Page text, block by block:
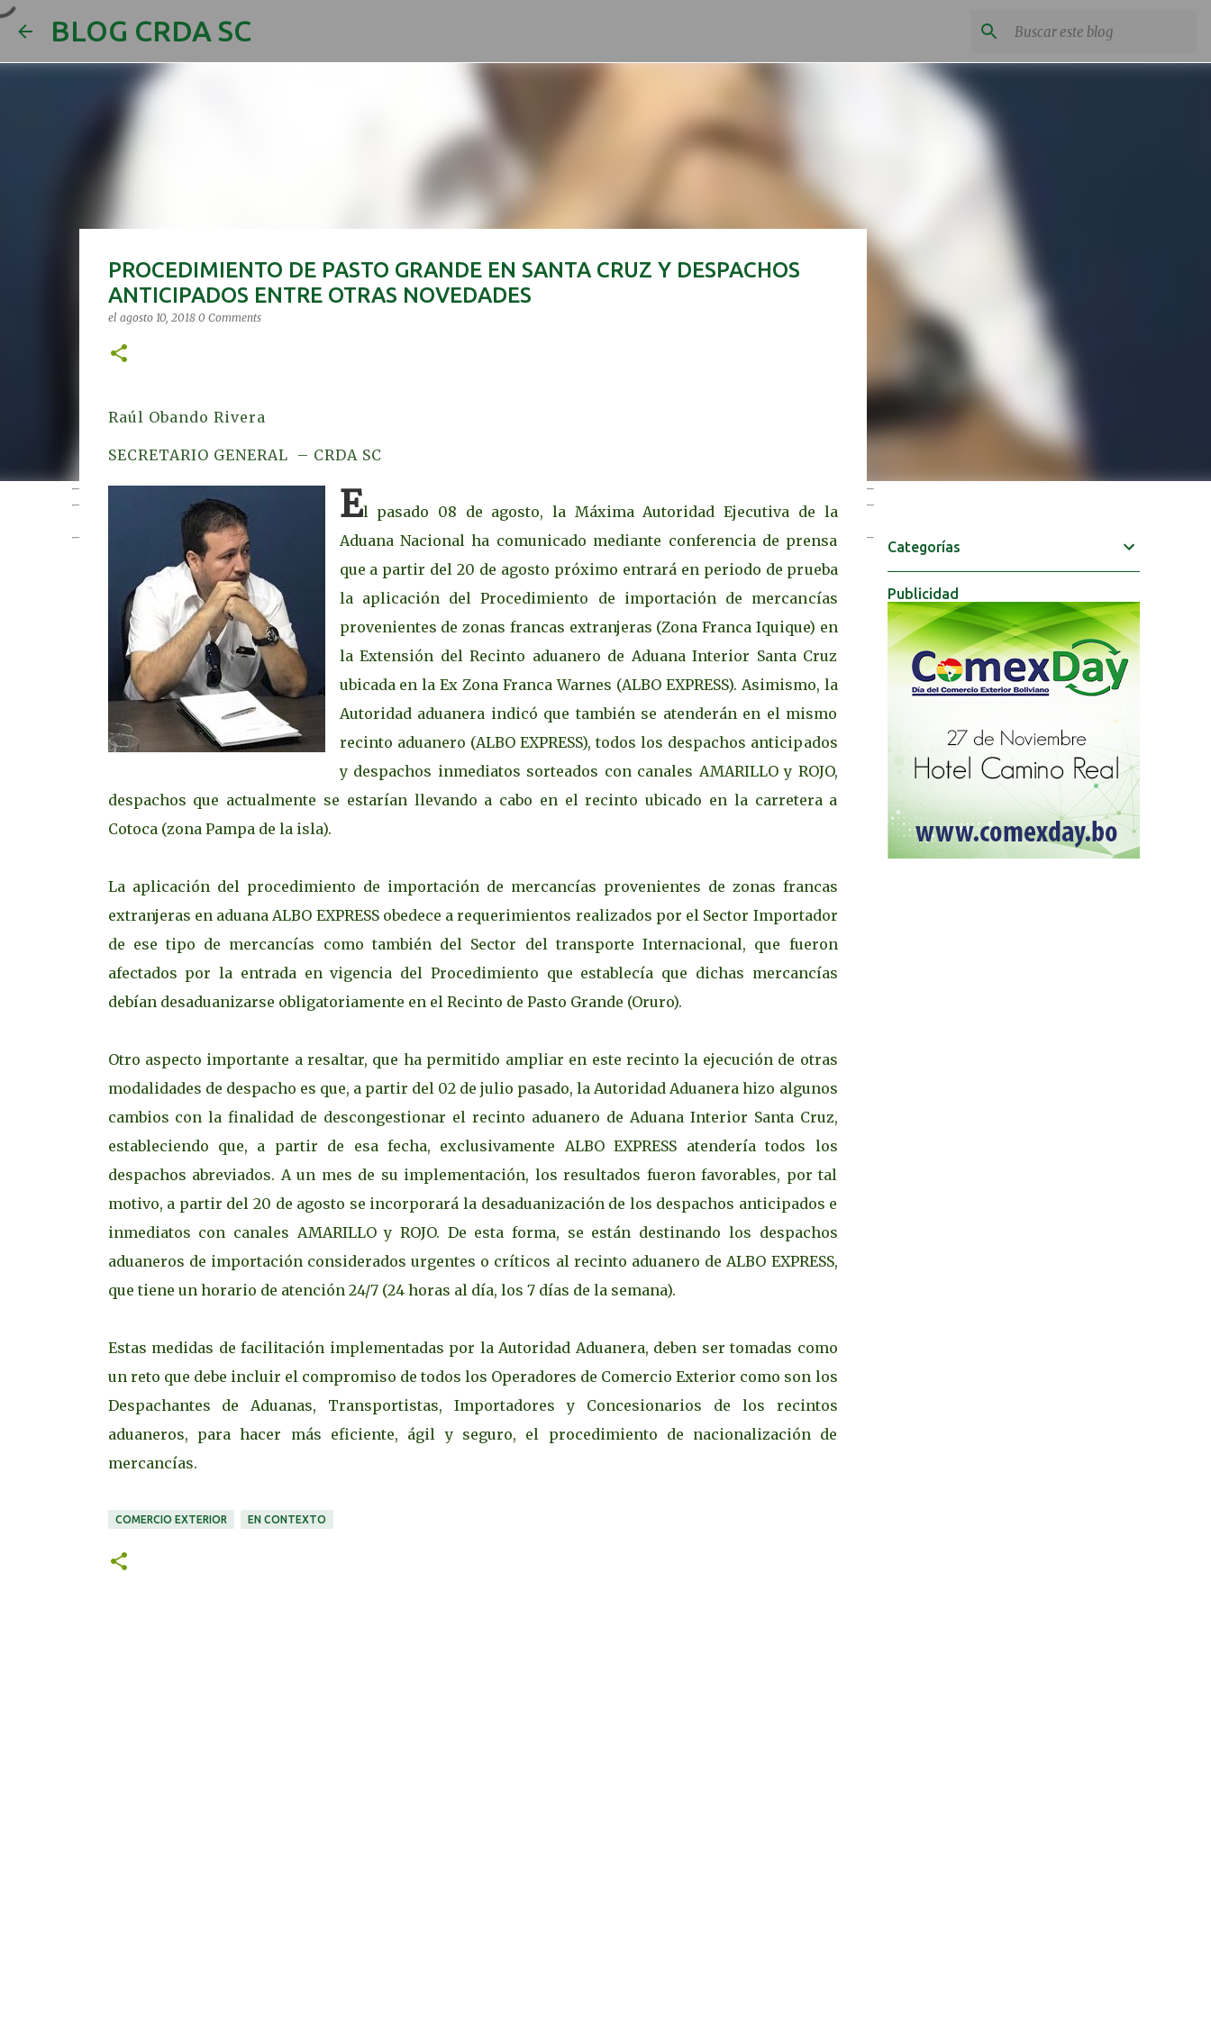
BLOG CRDA SC
PUBLICACIONES CRDA SC "BLOG"
PROCEDIMIENTO DE PASTO GRANDE EN SANTA CRUZ Y DESPACHOS
ANTICIPADOS ENTRE OTRAS NOVEDADES
el agosto 10, 2018 0 Comments
Raúl Obando Rivera
SECRETARIO GENERAL – CRDA SC
El pasado 08 de agosto, la Máxima Autoridad Ejecutiva de la
Aduana Nacional ha comunicado mediante conferencia de prensa
que a partir del 20 de agosto próximo entrará en periodo de prueba
la aplicación del Procedimiento de importación de mercancías
provenientes de zonas francas extranjeras (Zona Franca Iquique) en
la Extensión del Recinto aduanero de Aduana Interior Santa Cruz
ubicada en la Ex Zona Franca Warnes (ALBO EXPRESS). Asimismo, la
Autoridad aduanera indicó que también se atenderán en el mismo
recinto aduanero (ALBO EXPRESS), todos los despachos anticipados
y despachos inmediatos sorteados con canales AMARILLO y ROJO,
despachos que actualmente se estarían llevando a cabo en el recinto ubicado en la carretera a
Cotoca (zona Pampa de la isla).
La aplicación del procedimiento de importación de mercancías provenientes de zonas francas
extranjeras en aduana ALBO EXPRESS obedece a requerimientos realizados por el Sector Importador
de ese tipo de mercancías como también del Sector del transporte Internacional, que fueron
afectados por la entrada en vigencia del Procedimiento que establecía que dichas mercancías
debían desaduanizarse obligatoriamente en el Recinto de Pasto Grande (Oruro).
Otro aspecto importante a resaltar, que ha permitido ampliar en este recinto la ejecución de otras
modalidades de despacho es que, a partir del 02 de julio pasado, la Autoridad Aduanera hizo algunos
cambios con la finalidad de descongestionar el recinto aduanero de Aduana Interior Santa Cruz,
estableciendo que, a partir de esa fecha, exclusivamente ALBO EXPRESS atendería todos los
despachos abreviados. A un mes de su implementación, los resultados fueron favorables, por tal
motivo, a partir del 20 de agosto se incorporará la desaduanización de los despachos anticipados e
inmediatos con canales AMARILLO y ROJO. De esta forma, se están destinando los despachos
aduaneros de importación considerados urgentes o críticos al recinto aduanero de ALBO EXPRESS,
que tiene un horario de atención 24/7 (24 horas al día, los 7 días de la semana).
Estas medidas de facilitación implementadas por la Autoridad Aduanera, deben ser tomadas como
un reto que debe incluir el compromiso de todos los Operadores de Comercio Exterior como son los
Despachantes de Aduanas, Transportistas, Importadores y Concesionarios de los recintos
aduaneros, para hacer más eficiente, ágil y seguro, el procedimiento de nacionalización de
mercancías.
COMERCIO EXTERIOR EN CONTEXTO
Categorías
Publicidad